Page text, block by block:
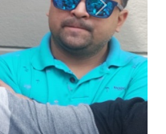
Siguiente